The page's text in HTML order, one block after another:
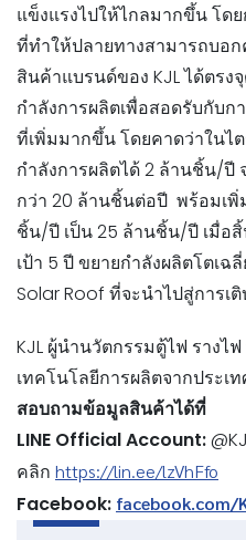
แข็งแรงไปให้ไกลมากขึ้น โด
ที่ทำให้ปลายทางสามารถบอ
สินค้าแบรนด์ของ KJL ได้ตร
กำลังการผลิตเพื่อสอดรับกับ
ที่เพิ่มมากขึ้น โดยคาดว่าในไ
กำลังการผลิตได้ 2 ล้านชิ้น/ปี
กว่า 20 ล้านชิ้นต่อปี พร้อมเพิ่
ชิ้น/ปี เป็น 25 ล้านชิ้น/ปี เมื่อ
เป้า 5 ปี ขยายกำลังผลิตโตเฉ
Solar Roof ที่จะนำไปสู่การเ
KJL ผู้นำนวัตกรรมตู้ไฟ รางไ
เทคโนโลยีการผลิตจากประเ
สอบถามข้อมูลสินค้าได้ที่
LINE Official Account:
คลิก https://lin.ee/lzVhFfo
Facebook: facebook.com/